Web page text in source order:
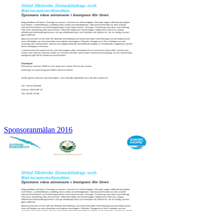
Sponsoranmälan 2016